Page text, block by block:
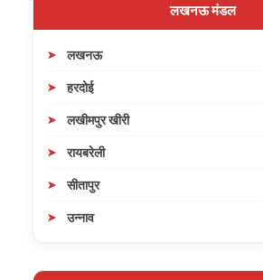
लखनऊ मंडल
लखनऊ
हरदोई
लखीमपुर खीरी
रायबरेली
सीतापुर
उन्नाव